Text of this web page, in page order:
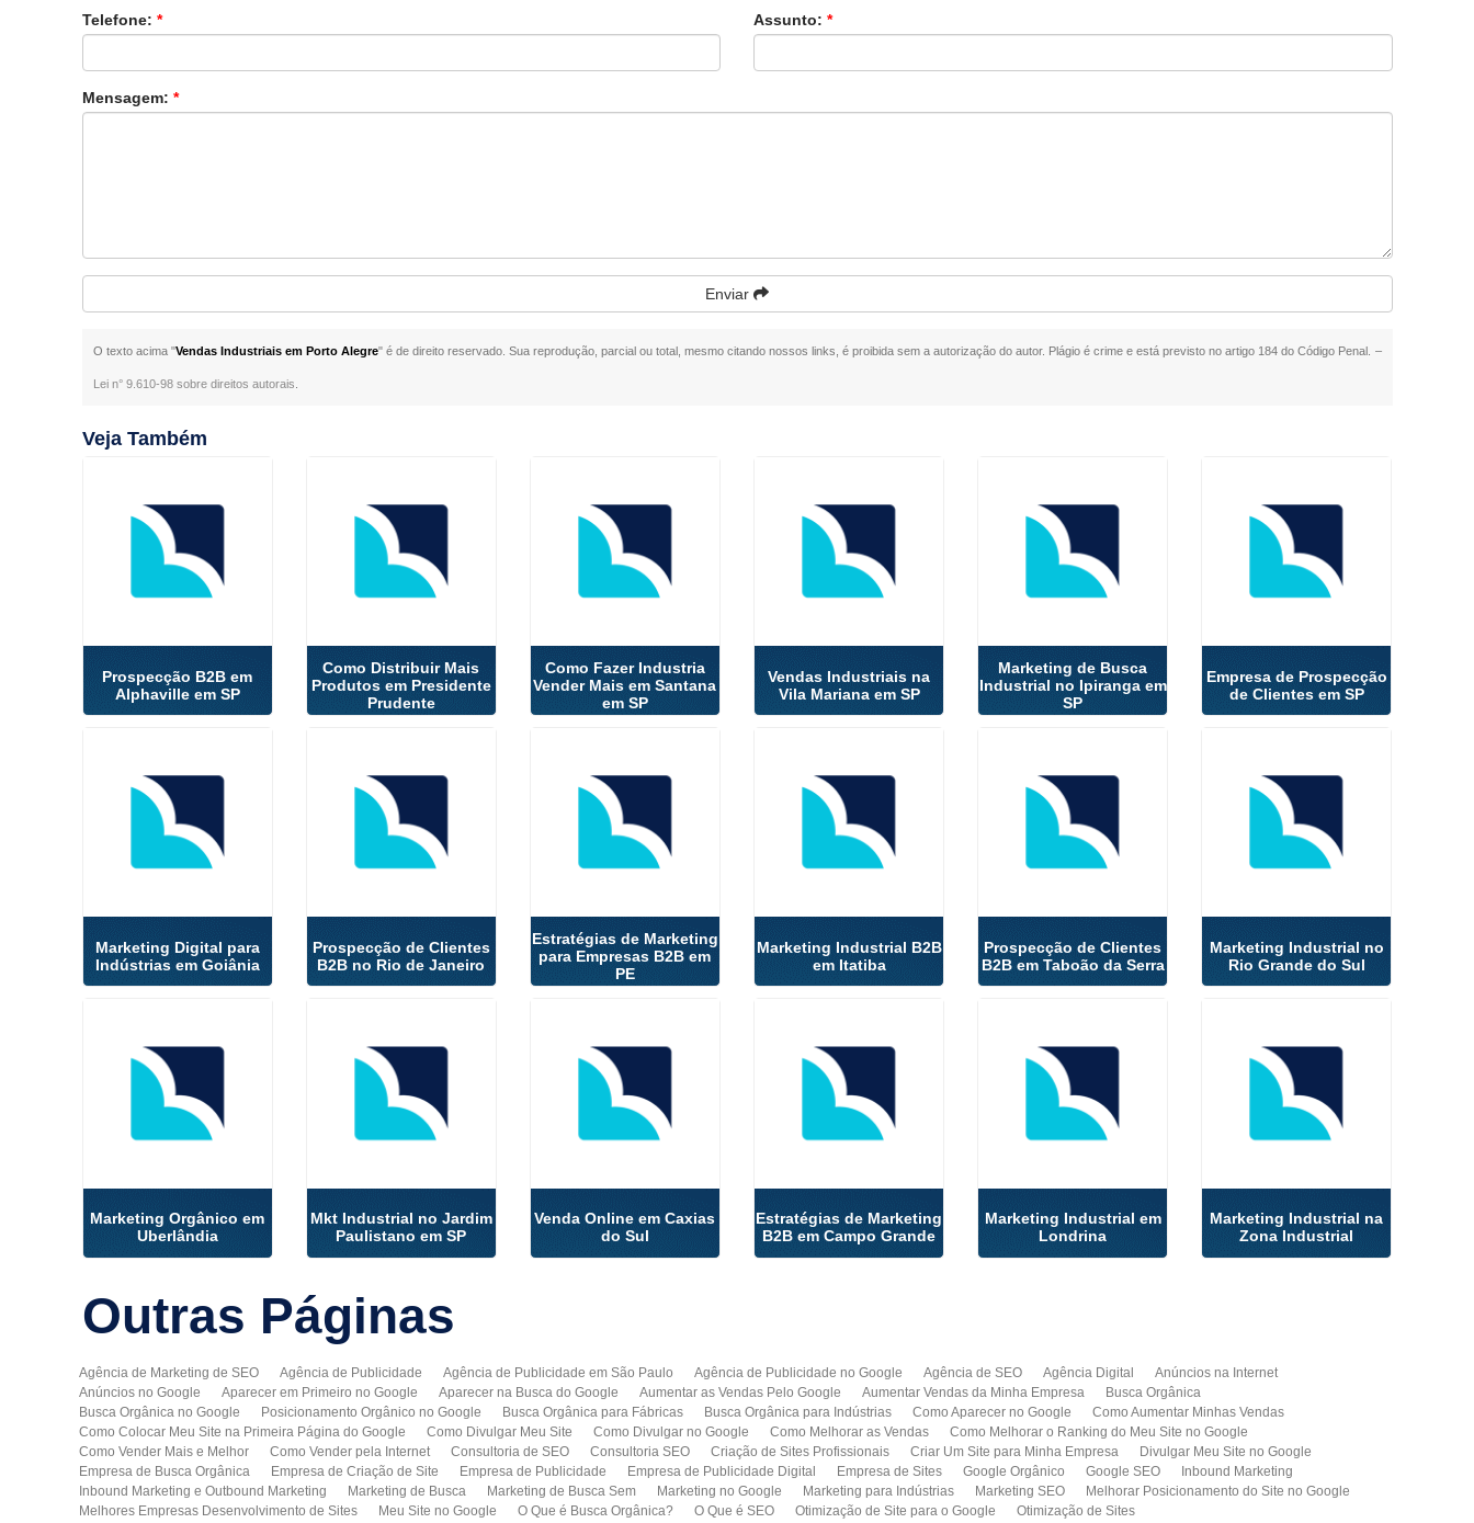
Telefone: * Assunto: *
Mensagem: *
Enviar
O texto acima "Vendas Industriais em Porto Alegre" é de direito reservado. Sua reprodução, parcial ou total, mesmo citando nossos links, é proibida sem a autorização do autor. Plágio é crime e está previsto no artigo 184 do Código Penal. –
Lei n° 9.610-98 sobre direitos autorais
Veja Também
Prospecção B2B em
Alphaville em SP
Como Distribuir Mais
Produtos em Presidente
Prudente
Como Fazer Industria
Vender Mais em Santana
em SP
Vendas Industriais na
Vila Mariana em SP
Marketing de Busca
Industrial no Ipiranga em
SP
Empresa de Prospecção
de Clientes em SP
Marketing Digital para
Indústrias em Goiânia
Prospecção de Clientes
B2B no Rio de Janeiro
Estratégias de Marketing
para Empresas B2B em
PE
Marketing Industrial B2B
em Itatiba
Prospecção de Clientes
B2B em Taboão da Serra
Marketing Industrial no
Rio Grande do Sul
Marketing Orgânico em
Uberlândia
Mkt Industrial no Jardim
Paulistano em SP
Venda Online em Caxias
do Sul
Estratégias de Marketing
B2B em Campo Grande
Marketing Industrial em
Londrina
Marketing Industrial na
Zona Industrial
Outras Páginas
Agência de Marketing de SEO Agência de Publicidade Agência de Publicidade em São Paulo Agência de Publicidade no Google Agência de SEO Agência Digital
Anúncios na Internet
Anúncios no Google
Aparecer em Primeiro no Google Aparecer na Busca do Google Aumentar as Vendas Pelo Google Aumentar Vendas da Minha Empresa
Busca Orgânica
Busca Orgânica no Google
Posicionamento Orgânico no Google Busca Orgânica para Fábricas Busca Orgânica para Indústrias Como Aparecer no Google
Como Aumentar Minhas Vendas
Como Colocar Meu Site na Primeira Página do Google
Como Divulgar Meu Site Como Divulgar no Google Como Melhorar as Vendas
Como Melhorar o Ranking do Meu Site no Google
Como Vender Mais e Melhor
Como Vender pela Internet Consultoria de SEO Consultoria SEO Criação de Sites Profissionais Criar Um Site para Minha Empresa
Divulgar Meu Site no Google
Empresa de Busca Orgânica
Empresa de Criação de Site Empresa de Publicidade Empresa de Publicidade Digital Empresa de Sites Google Orgânico Google SEO
Inbound Marketing
Inbound Marketing e Outbound Marketing
Marketing de Busca Marketing de Busca Sem Marketing no Google Marketing para Indústrias Marketing SEO
Melhorar Posicionamento do Site no Google
Melhores Empresas Desenvolvimento de Sites
Meu Site no Google O Que é Busca Orgânica? O Que é SEO Otimização de Site para o Google
Otimização de Sites